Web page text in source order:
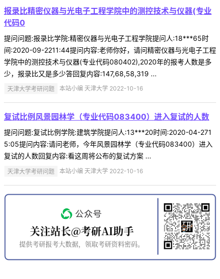
报录比精密仪器与光电子工程学院中的测控技术与仪器(专业
代码0
提问问题:报录比学院:精密仪器与光电子工程学院提问人:18***65时
间:2020-09-2211:44提问内容:老师你好，请问精密仪器与光电子工程
学院中的测控技术与仪器(专业代码080402),2020年的报考人数是多
少，报录比又是多少答回复内容:147,68,58,319 ...
天津大学考研问题 本站小编 天津大学 2022-10-16
复试比例风景园林学（专业代码083400）进入复试的人数
提问问题:复试比例学院:建筑学院提问人:13***20时间:2020-04-271
5:05提问内容:请问老师，今年风景园林学（专业代码083400）进入
复试的人数回复内容:看这周将公布的复试方案 ...
天津大学考研问题 本站小编 天津大学 2022-10-16